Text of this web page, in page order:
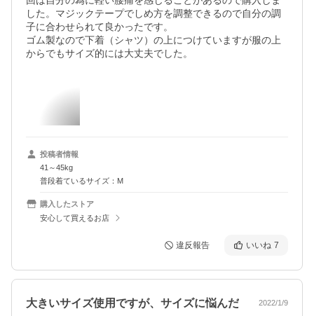
した。マジックテープでしめ方を調整できるので自分の調
子に合わせられて良かったです。
ゴム製なので下着（シャツ）の上につけていますが服の上
からでもサイズ的には大丈夫でした。
投稿者情報
41～45kg
普段着ているサイズ：M
購入したストア
安心して買えるお店
違反報告 いいね 7
大きいサイズ使用ですが、サイズに悩んだ 2022/1/9